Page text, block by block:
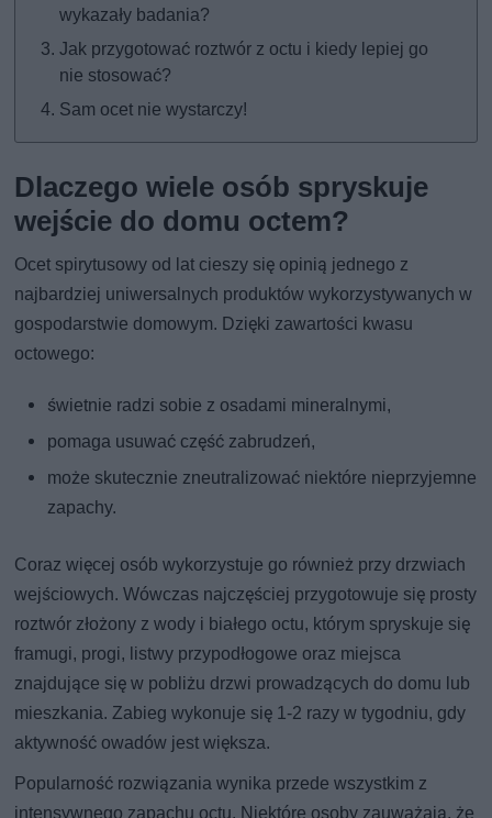
wykazały badania?
Jak przygotować roztwór z octu i kiedy lepiej go
nie stosować?
Sam ocet nie wystarczy!
Dlaczego wiele osób spryskuje
wejście do domu octem?
Ocet spirytusowy od lat cieszy się opinią jednego z
najbardziej uniwersalnych produktów wykorzystywanych w
gospodarstwie domowym. Dzięki zawartości kwasu
octowego:
świetnie radzi sobie z osadami mineralnymi,
pomaga usuwać część zabrudzeń,
może skutecznie zneutralizować niektóre nieprzyjemne
zapachy.
Coraz więcej osób wykorzystuje go również przy drzwiach
wejściowych. Wówczas najczęściej przygotowuje się prosty
roztwór złożony z wody i białego octu, którym spryskuje się
framugi, progi, listwy przypodłogowe oraz miejsca
znajdujące się w pobliżu drzwi prowadzących do domu lub
mieszkania. Zabieg wykonuje się 1-2 razy w tygodniu, gdy
aktywność owadów jest większa.
Popularność rozwiązania wynika przede wszystkim z
intensywnego zapachu octu. Niektóre osoby zauważają, że